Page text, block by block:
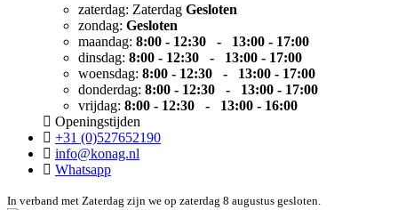
zaterdag: Zaterdag Gesloten
zondag: Gesloten
maandag: 8:00 - 12:30 - 13:00 - 17:00
dinsdag: 8:00 - 12:30 - 13:00 - 17:00
woensdag: 8:00 - 12:30 - 13:00 - 17:00
donderdag: 8:00 - 12:30 - 13:00 - 17:00
vrijdag: 8:00 - 12:30 - 13:00 - 16:00
Openingstijden
+31 (0)527652190
info@konag.nl
Whatsapp
In verband met Zaterdag zijn we op zaterdag 8 augustus gesloten.